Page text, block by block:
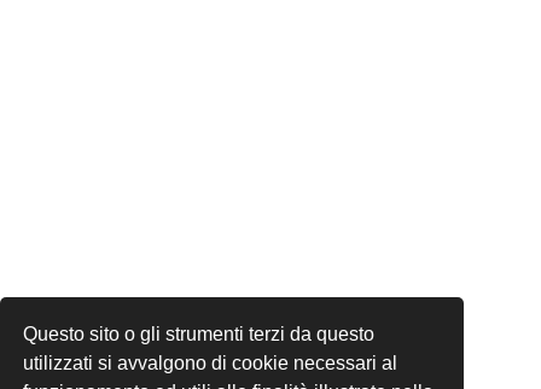
Questo sito o gli strumenti terzi da questo
utilizzati si avvalgono di cookie necessari al